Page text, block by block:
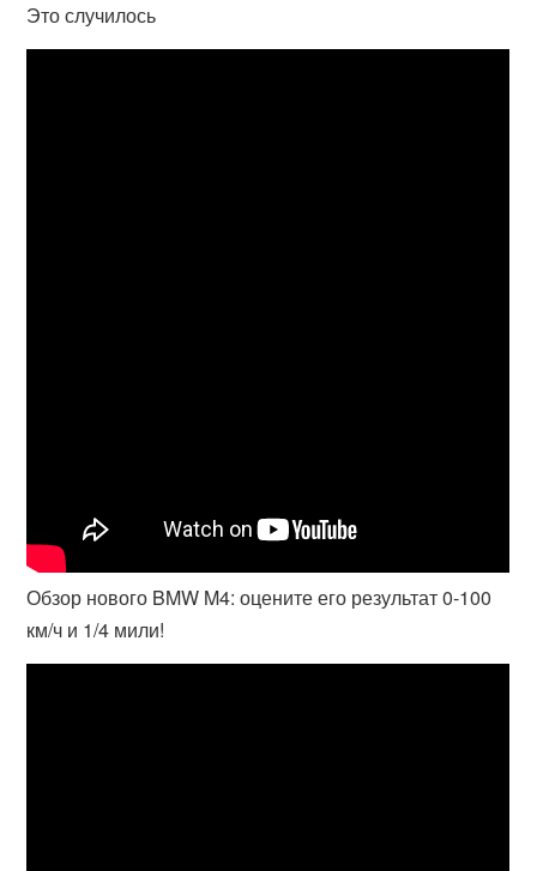
Это случилось
Обзор нового BMW M4: оцените его результат 0-100
км/ч и 1/4 мили!